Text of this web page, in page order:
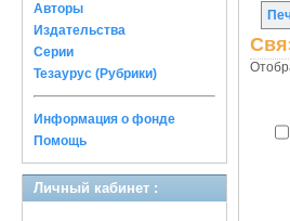
Авторы
Издательства
Серии
Тезаурус (Рубрики)
Информация о фонде
Помощь
Личный кабинет :